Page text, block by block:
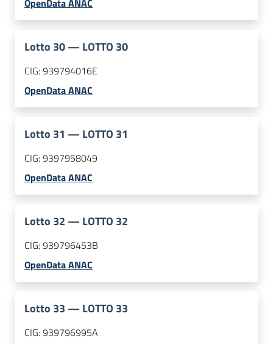
OpenData ANAC
Lotto 30— LOTTO 30
CIG:939794016E
OpenData ANAC
Lotto 31 — LOTTO 31
CIG:9397958049
OpenData ANAC
Lotto 32 — LOTTO 32
CIG:939796453B
OpenData ANAC
Lotto 33 — LOTTO 33
CIG:939796995A